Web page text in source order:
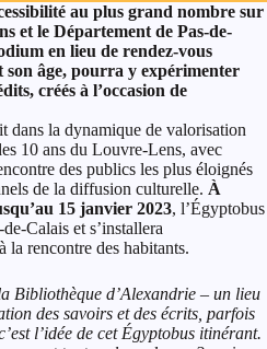
au plus grand nombre sur
et le Département de Pas-de-
en lieu de rendez-vous
âge, pourra y expérimenter
créés à l’occasion de
dans la dynamique de valorisation
10 ans du Louvre-Lens, avec
des publics les plus éloignés
de la diffusion culturelle. À
15 janvier 2023, l’Égyptobus
Calais et s’installera
la rencontre des habitants.
Bibliothèque d’Alexandrie – un lieu
des savoirs et des écrits, parfois
l’idée de cet Égyptobus itinérant.